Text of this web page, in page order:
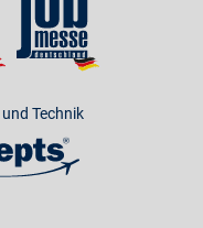
Technik